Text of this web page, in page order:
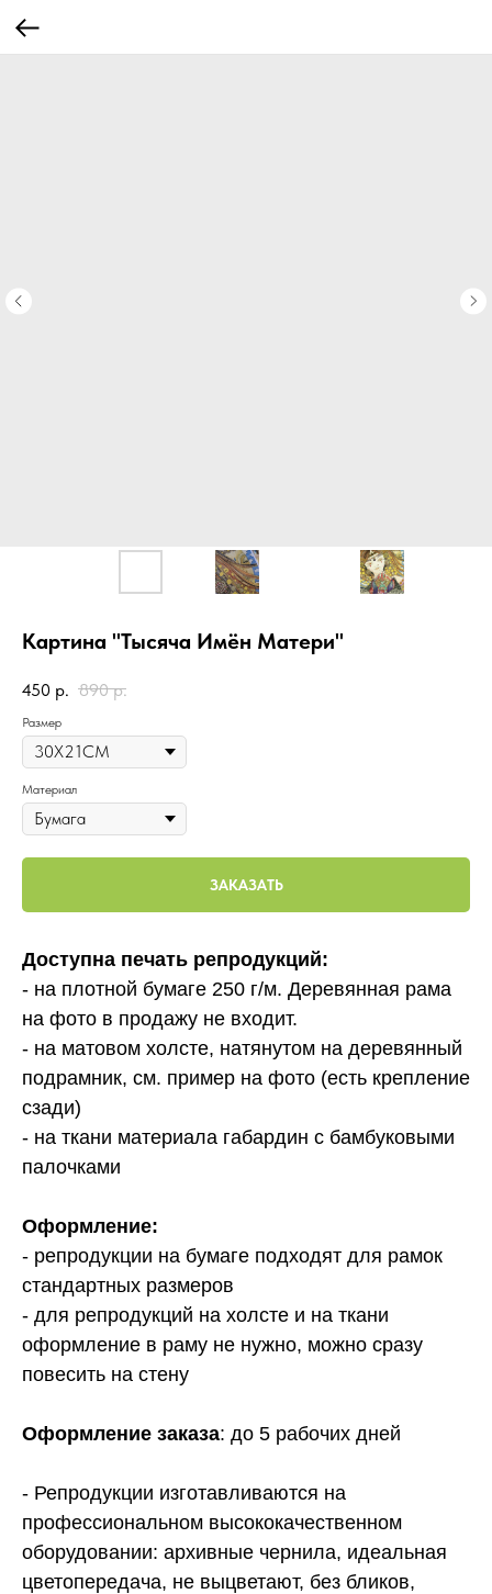
Картина "Тысяча Имён Матери"
450 р. 890 р.
Размер
Материал
ЗАКАЗАТЬ
Доступна печать репродукций:
- на плотной бумаге 250 г/м. Деревянная рама
на фото в продажу не входит.
- на матовом холсте, натянутом на деревянный
подрамник, см. пример на фото (есть крепление
сзади)
- на ткани материала габардин с бамбуковыми
палочками
Оформление:
- репродукции на бумаге подходят для рамок
стандартных размеров
- для репродукций на холсте и на ткани
оформление в раму не нужно, можно сразу
повесить на стену
Оформление заказа: до 5 рабочих дней
- Репродукции изготавливаются на
профессиональном высококачественном
оборудовании: архивные чернила, идеальная
цветопередача, не выцветают, без бликов,